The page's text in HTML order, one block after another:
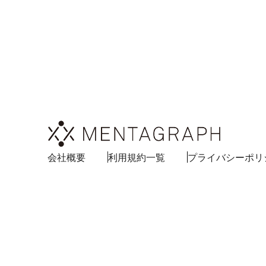
会社概要 利用規約一覧 プライバシーポリ